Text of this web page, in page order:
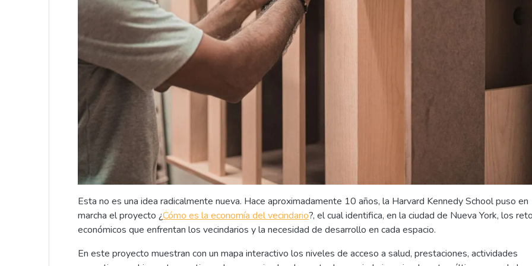
Esta no es una idea radicalmente nueva. Hace aproximadamente 10 años, la Harvard Kennedy School puso en
marcha el proyecto ¿Cómo es la economía del vecindario?, el cual identifica, en la ciudad de Nueva York, los
económicos que enfrentan los vecindarios y la necesidad de desarrollo en cada espacio.
En este proyecto muestran con un mapa interactivo los niveles de acceso a salud, prestaciones, actividades